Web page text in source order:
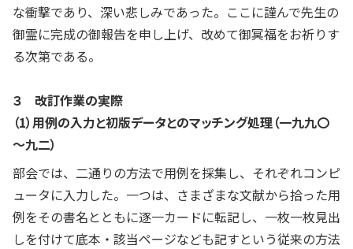
な衝撃であり、深い悲しみであった。ここに謹んで先生の
御霊に完成の御報告を申し上げ、改めて御冥福をお祈りす
る次第である。
３ 改訂作業の実際
（1）用例の入力と初版データとのマッチング処理（一九九〇
～九二）
部会では、二通りの方法で用例を採集し、それぞれコンピ
ュータに入力した。一つは、さまざまな文献から拾った用
例をその書名とともに逐一カードに転記し、一枚一枚見出
しを付けて底本・該当ページなども記すという従来の方法